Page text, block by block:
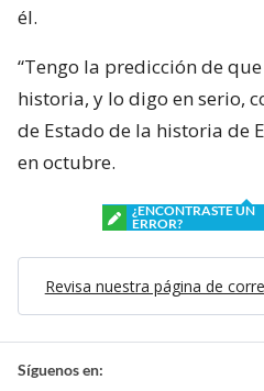
él.
“Tengo la predicción de
historia, y lo digo en serio,
de Estado de la historia de
en octubre.
¿ENCONTRASTE UN
ERROR?
Revisa nuestra página de
Síguenos en: